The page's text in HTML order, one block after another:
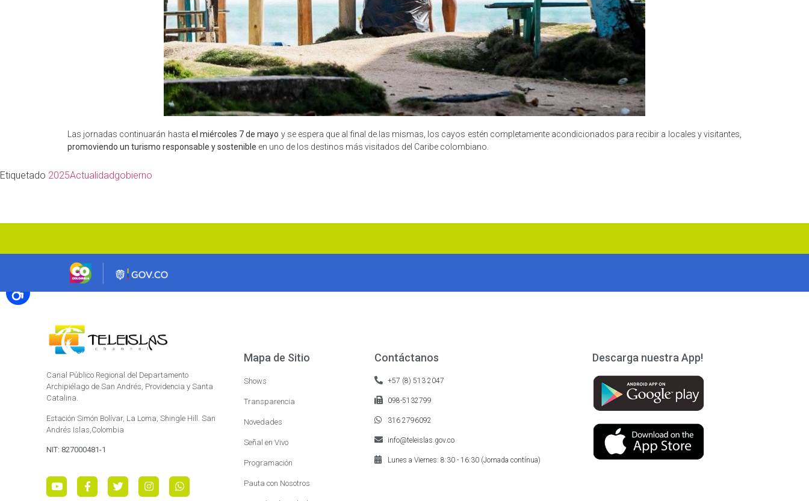
Las jornadas continuarán hasta el miércoles 7 de mayo y se espera que al final de las mismas, los cayos estén completamente acondicionados para recibir a locales y visitantes,
promoviendo un turismo responsable y sostenible en uno de los destinos más visitados del Caribe colombiano.
Etiquetado 2025Actualidadgobierno
Canal Público Regional del Departamento
Archipiélago de San Andrés, Providencia y Santa
Catalina.
Estación Simón Bolívar, La Loma, Shingle Hill. San
Andrés Islas,Colombia
NIT: 827000481-1
Mapa de Sitio
Shows
Transparencia
Novedades
Señal en Vivo
Programación
Pauta con Nosotros
Contáctanos
+57 (8) 513 2047
098-5132799
316 2796092
info@teleislas.gov.co
Lunes a Viernes: 8:30 - 16:30 (Jornada contínua)
Descarga nuestra App!